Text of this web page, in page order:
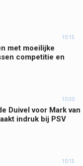
10:15
met moeilijke
competitie en
10:30
Duivel voor Mark van
indruk bij PSV
10:15